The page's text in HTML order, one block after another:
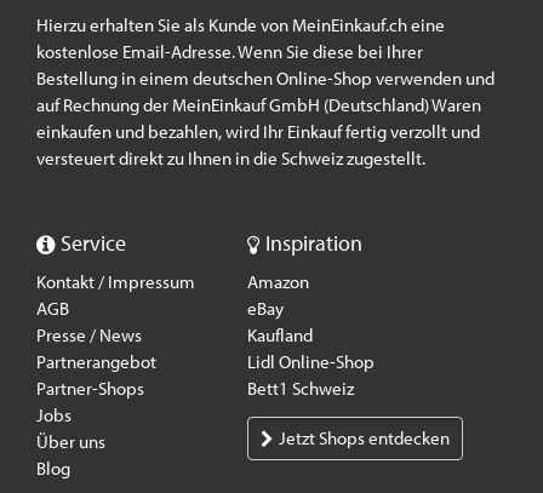
Hierzu erhalten Sie als Kunde von MeinEinkauf.ch eine
kostenlose Email-Adresse. Wenn Sie diese bei Ihrer
Bestellung in einem deutschen Online-Shop verwenden und
auf Rechnung der MeinEinkauf GmbH (Deutschland) Waren
einkaufen und bezahlen, wird Ihr Einkauf fertig verzollt und
versteuert direkt zu Ihnen in die Schweiz zugestellt.
Service
Kontakt / Impressum
AGB
Presse / News
Partnerangebot
Partner-Shops
Jobs
Über uns
Blog
Inspiration
Amazon
eBay
Kaufland
Lidl Online-Shop
Bett1 Schweiz
Jetzt Shops entdecken